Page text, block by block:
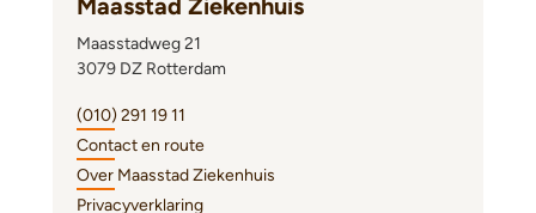
Maasstad Ziekenhuis
Maasstadweg 21
3079 DZ Rotterdam
(010) 291 19 11
Contact en route
Over Maasstad Ziekenhuis
Privacyverklaring